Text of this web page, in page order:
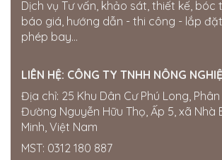
Dịch vụ Tư vấn, khảo sát, thiết kế, bóc
báo giá, hướng dẫn - thi công - lắp
phép bay...
LIÊN HỆ: CÔNG TY TNHH NÔNG
Địa chỉ: 25 Khu Dân Cư Phú Long, Phân
Đường Nguyễn Hữu Thọ, Ấp 5, xã Nhà
Minh, Việt Nam
MST: 0312 180 887